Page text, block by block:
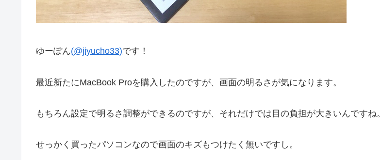
ゆーぽん(@jiyucho33)です！
最近新たにMacBook Proを購入したのですが、画面の明るさが気になります。
もちろん設定で明るさ調整ができるのですが、それだけでは目の負担が大きいんですね。
せっかく買ったパソコンなので画面のキズもつけたく無いですし。